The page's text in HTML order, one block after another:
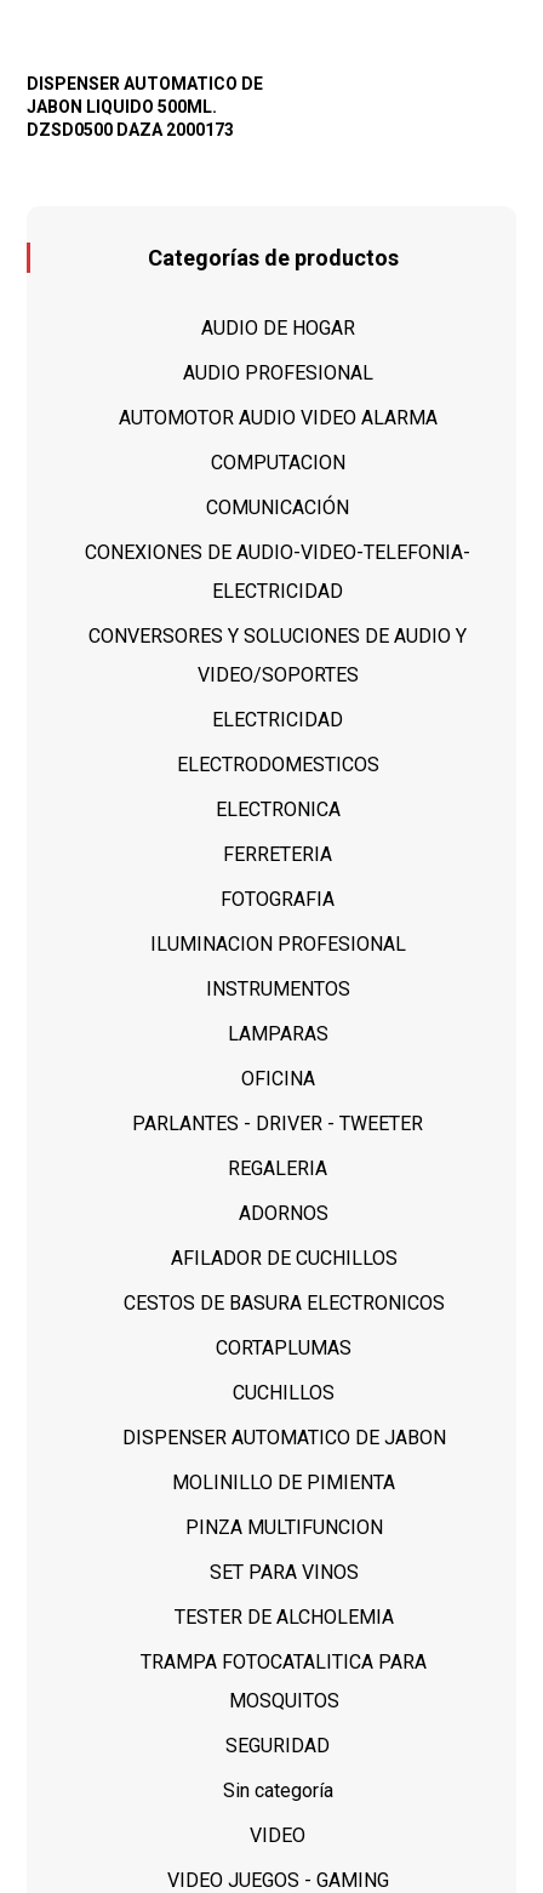
DISPENSER AUTOMATICO DE
JABON LIQUIDO 500ML.
DZSD0500 DAZA 2000173
Categorías de productos
AUDIO DE HOGAR
AUDIO PROFESIONAL
AUTOMOTOR AUDIO VIDEO ALARMA
COMPUTACION
COMUNICACIÓN
CONEXIONES DE AUDIO-VIDEO-TELEFONIA-
ELECTRICIDAD
CONVERSORES Y SOLUCIONES DE AUDIO Y
VIDEO/SOPORTES
ELECTRICIDAD
ELECTRODOMESTICOS
ELECTRONICA
FERRETERIA
FOTOGRAFIA
ILUMINACION PROFESIONAL
INSTRUMENTOS
LAMPARAS
OFICINA
PARLANTES - DRIVER - TWEETER
REGALERIA
ADORNOS
AFILADOR DE CUCHILLOS
CESTOS DE BASURA ELECTRONICOS
CORTAPLUMAS
CUCHILLOS
DISPENSER AUTOMATICO DE JABON
MOLINILLO DE PIMIENTA
PINZA MULTIFUNCION
SET PARA VINOS
TESTER DE ALCHOLEMIA
TRAMPA FOTOCATALITICA PARA
MOSQUITOS
SEGURIDAD
Sin categoría
VIDEO
VIDEO JUEGOS - GAMING